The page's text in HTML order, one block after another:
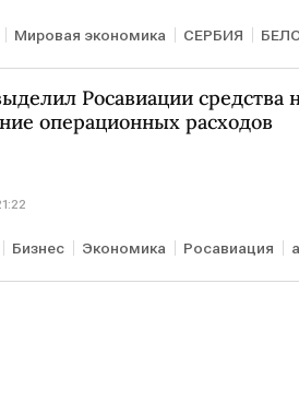
Мировая экономика СЕРБИЯ
Росавиации средства
операционных расходов
Бизнес Экономика Росавиация